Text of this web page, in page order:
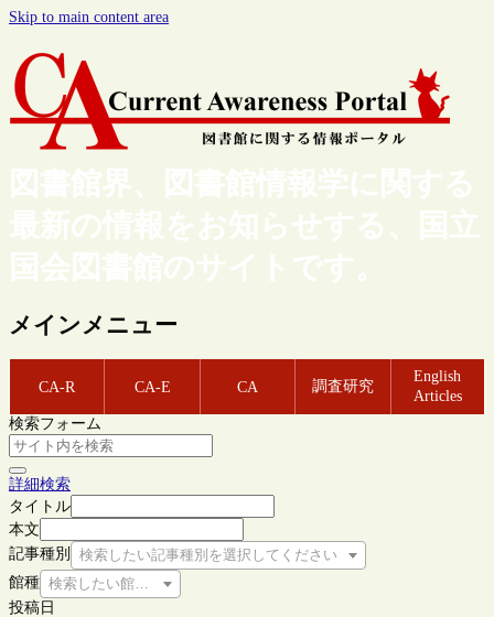
Skip to main content area
図書館界、図書館情報学に関する
最新の情報をお知らせする、国立
国会図書館のサイトです。
メインメニュー
CA-R CA-E CA 調査研究
English
Articles
検索フォーム
詳細検索
タイトル
本文
記事種別
検索したい記事種別を選択してください
館種 検索したい館種を選択してください
投稿日